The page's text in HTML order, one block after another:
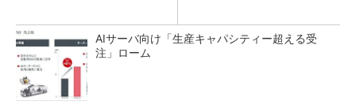
AIサーバ向け「生産キャパシティー超える受
注」ローム